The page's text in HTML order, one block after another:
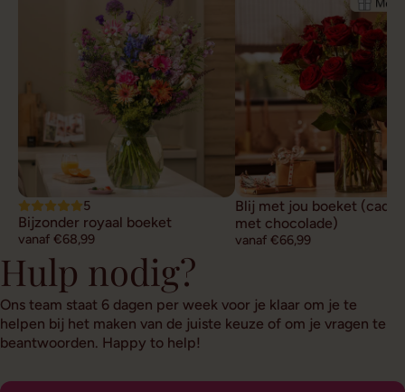
5
Bijzonder royaal boeket
vanaf €68,99
Blij met jou boeket
met chocolade)
vanaf €66,99
Hulp nodig?
Ons team staat 6 dagen per week voor je klaar om je te
helpen bij het maken van de juiste keuze of om je vragen te
beantwoorden. Happy to help!